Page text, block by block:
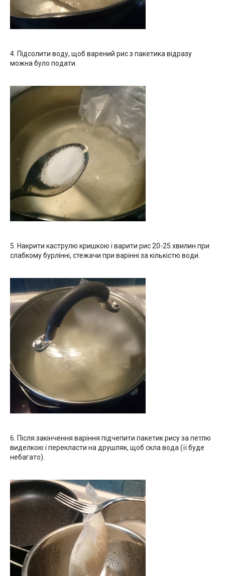
4. Підсолити воду, щоб варений рис з пакетика відразу
можна було подати.
5. Накрити каструлю кришкою і варити рис 20-25 хвилин при
слабкому бурлінні, стежачи при варінні за кількістю води.
6. Після закінчення варіння підчепити пакетик рису за петлю
виделкою і перекласти на друшляк, щоб скла вода (її буде
небагато).